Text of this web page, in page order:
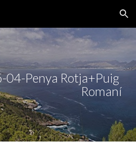
Skip to navigation
04-Penya Rotja+Puig
Romaní